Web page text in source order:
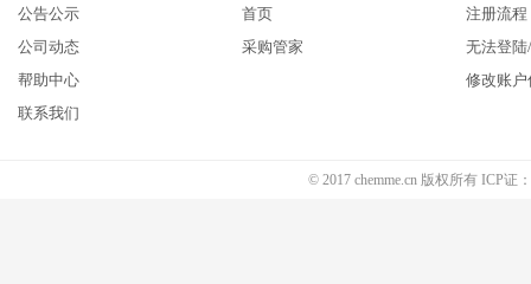
公告公示
公司动态
帮助中心
联系我们
首页
采购管家
注册流程
无法登
修改账户
© 2017 chemme.cn 版权所有 ICP证：